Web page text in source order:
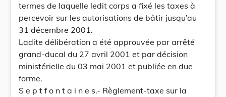
termes de laquelle ledit corps a fixé les taxes à
percevoir sur les autorisations de bâtir jusqu’au
31 décembre 2001.
Ladite délibération a été approuvée par arrêté
grand-ducal du 27 avril 2001 et par décision
ministérielle du 03 mai 2001 et publiée en due
forme.
S e p t f o n t a i n e s.- Règlement-taxe sur la